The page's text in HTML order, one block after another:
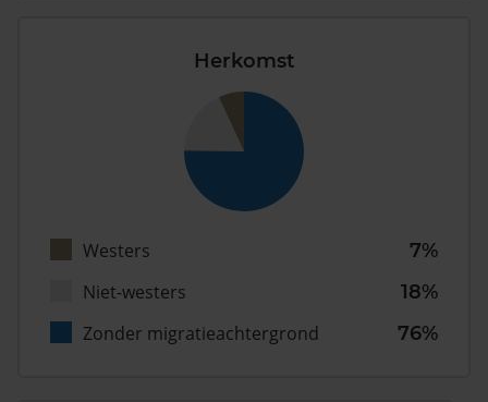
Herkomst
Westers
7%
Niet-westers
18%
Zonder migratieachtergrond
76%